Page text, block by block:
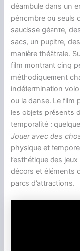
déambule dans un
pénombre où seuls
saucisse géante,
sacs, un pupitre,
manière théâtrale.
film montrant cinq
méthodiquement
indétermination
ou la danse. Le film
les objets présents
temporalité :
Jouer avec des
physique et
l’esthétique des
décors et éléments
parcs d’attractions.